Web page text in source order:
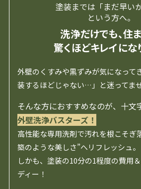
塗装までは「まだ早い
という方へ。
洗浄だけでも、住
驚くほどキレイにな
外壁のくすみや黒ずみが気になって
装するほどじゃない…」と迷ってま
そんな方におすすめなのが、十文
外壁洗浄バスターズ！
高性能な専用洗剤で汚れを根こそぎ
築のような美しさ”へリフレッシュ。
しかも、塗装の10分の1程度の費用
ディー！